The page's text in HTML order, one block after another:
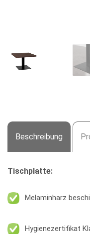
Beschreibung
Tischplatte:
Melaminharz
Hygienezertifikat